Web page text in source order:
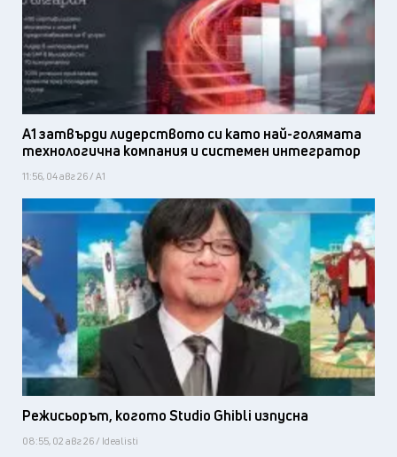
А1 затвърди лидерството си като най-голямата
технологична компания и системен интегратор
11:56, 04 авг 26 / А1
Режисьорът, когото Studio Ghibli изпусна
08:55, 02 авг 26 / Idealisti